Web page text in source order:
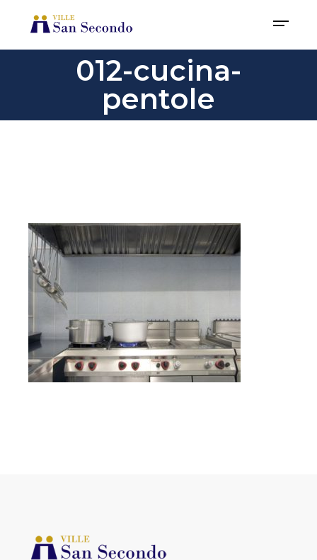
012-cucina-
pentole